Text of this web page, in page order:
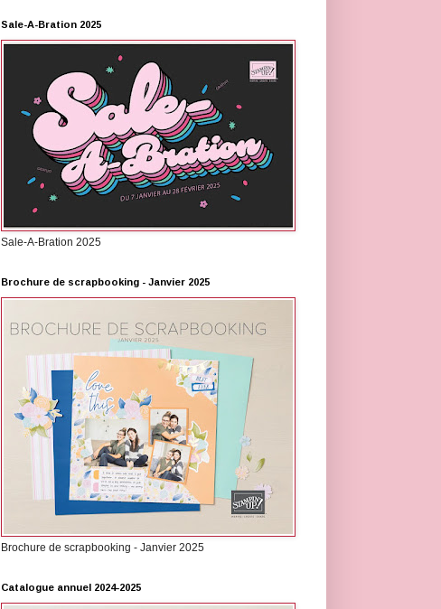
Sale-A-Bration 2025
Sale-A-Bration 2025
Brochure de scrapbooking - Janvier 2025
Brochure de scrapbooking - Janvier 2025
Catalogue annuel 2024-2025